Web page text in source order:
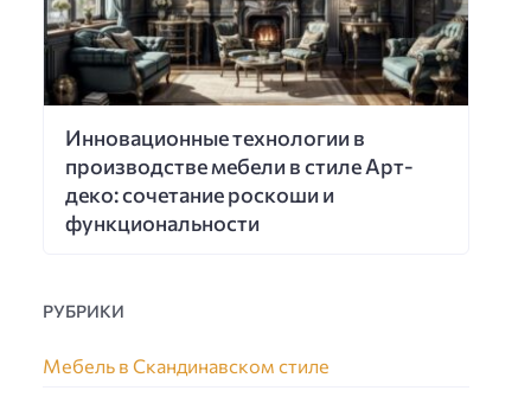
Инновационные технологии в
производстве мебели в стиле Арт-
деко: сочетание роскоши и
функциональности
РУБРИКИ
Мебель в Скандинавском стиле